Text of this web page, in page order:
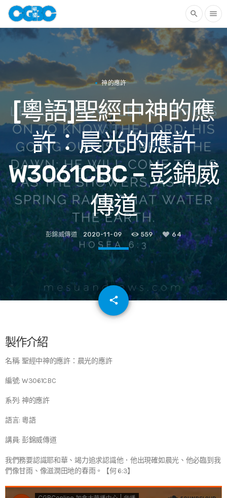
search menu
神的應許
[粵語]聖經中神的應
許：晨光的應許
W3061CBC – 彭錦威
傳道
彭錦威傳道 2020-11-09 559 64
share
email
製作介紹
名稱: 聖經中神的應許：晨光的應許
編號: W3061CBC
系列: 神的應許
語言: 粵語
講員: 彭錦威傳道
我們務要認識耶和華、竭力追求認識他．他出現確如晨光、他必臨到我
們像甘雨、像滋潤田地的春雨。【何 6:3】